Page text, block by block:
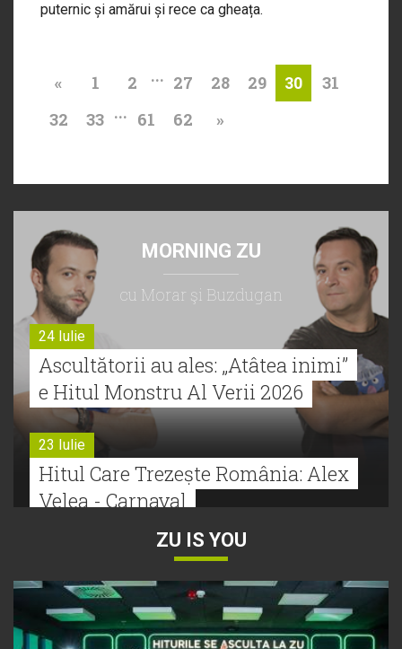
puternic și amărui și rece ca gheața.
« 1 2 ... 27 28 29 30
31
32
33 ... 61 62 »
MORNING ZU
cu Morar şi Buzdugan
24 Iulie
Ascultătorii au ales: „Atâtea inimi”
e Hitul Monstru Al Verii 2026
23 Iulie
Hitul Care Trezește România: Alex
Velea - Carnaval
Bătălie strânsă la Hitul Monstru Al
Verii: Cabron versus Faydee
ZU IS YOU